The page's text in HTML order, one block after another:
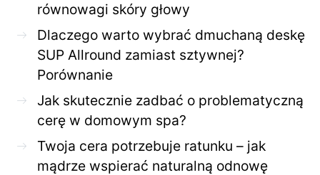
równowagi skóry głowy
Dlaczego warto wybrać dmuchaną deskę
SUP Allround zamiast sztywnej?
Porównanie
Jak skutecznie zadbać o problematyczną
cerę w domowym spa?
Twoja cera potrzebuje ratunku – jak
mądrze wspierać naturalną odnowę